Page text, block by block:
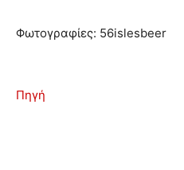
Φωτογραφίες: 56islesbeer
Πηγή